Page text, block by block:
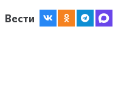
Вести